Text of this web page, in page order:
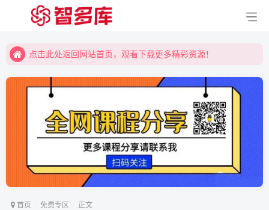
点击此处返回网站首页，观看下载更多精彩资源！
点击此处返回网站首页，观看下载更多精彩资源！
首页 免费专区 正文